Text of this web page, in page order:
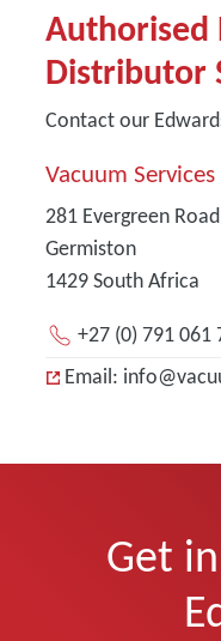
Authorised
Distributor
Contact our
Vacuum Services
281 Evergreen
Germiston
1429South Africa
+27 (0) 791 061
Email:
Get